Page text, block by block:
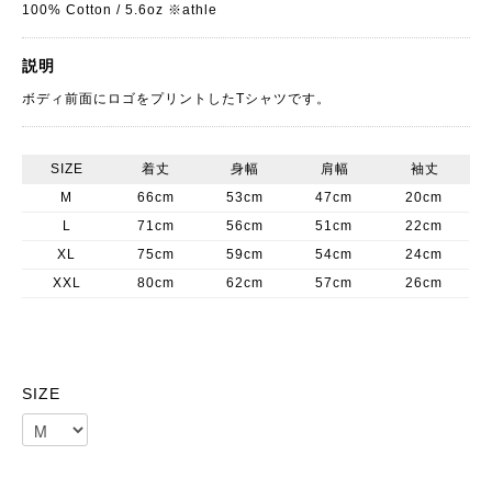
100% Cotton / 5.6oz ※athle
説明
ボディ前面にロゴをプリントしたTシャツです。
SIZE 着丈 身幅 肩幅
袖丈
M
66cm 53cm 47cm
20cm
L
71cm 56cm 51cm
22cm
XL
75cm 59cm 54cm
24cm
XXL
80cm 62cm 57cm 26cm
SIZE